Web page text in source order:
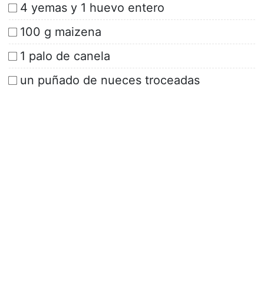
4 yemas y 1 huevo entero
100 g maizena
1 palo de canela
un puñado de nueces troceadas